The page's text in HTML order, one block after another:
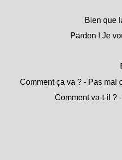
Bien que
Pardon ! Je
Comment ça va ? - Pas mal
Comment va-t-il ?